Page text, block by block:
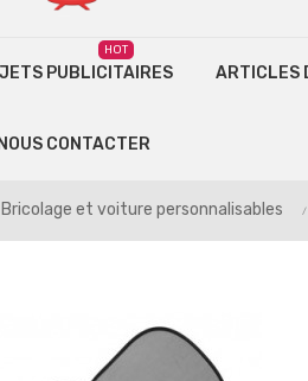
PUBLICITAIRES
HOT
ARTICLES
NOUS CONTACTER
Bricolage et voiture personnalisables